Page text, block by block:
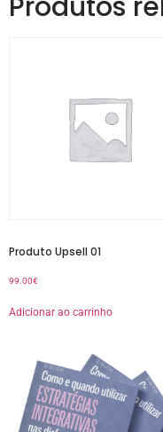
Produto Upsell 01
99.00€
Adicionar ao carrinho